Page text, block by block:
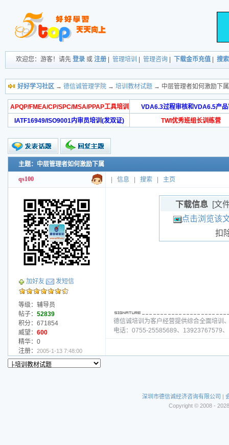
欢迎您：游客！请先 登录 或 注册 管理培训 管理咨询 下载金币充值 搜索
好好学习社区 → 德信诚管理学院 → 培训教材试题 → 中层管理者如何激励下属
APQP/FMEA/CP/SPC/MSA/PPAP工具培训
VDA6.3过程审核和VDA6.5产品
IATF16949/ISO9001内审员培训(发双证)
TWI优秀班组长训练营
主题：中层管理者如何激励下属
qs100 信息 搜索 主页
加好友 发短信
等级：辅导员
帖子： 52839
积分：671854
威望： 600
精华：0
注册： 2005-1-13 7:48:00
下载信息[文
点击浏览该
扣
德信诚培训为客户经营提供综合全面培训
电话：0755-25585689、13923767579
深圳市德信诚经济咨询有限公司 |
Copyright © 2008 -